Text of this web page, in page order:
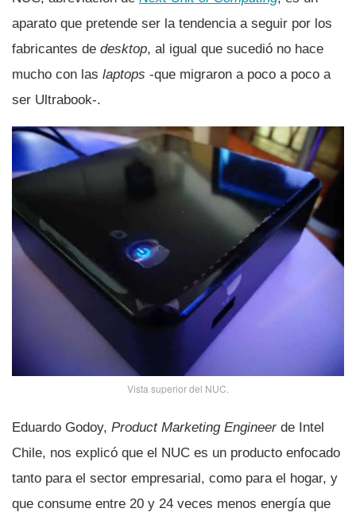
aparato que pretende ser la tendencia a seguir por los
fabricantes de desktop, al igual que sucedió no hace
mucho con las laptops -que migraron a poco a poco a
ser Ultrabook-.
Vista superior del NUC.
Eduardo Godoy, Product Marketing Engineerde Intel
Chile, nos explicó que el NUC es un producto enfocado
tanto para el sector empresarial, como para el hogar, y
que consume entre 20 y 24 veces menos energí­a que